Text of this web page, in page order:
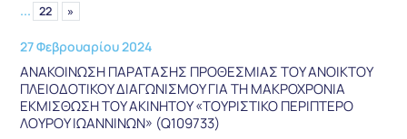
... 22 »
27 Φεβρουαρίου 2024
ΑΝΑΚΟΙΝΩΣΗ ΠΑΡΑΤΑΣΗΣ ΠΡΟΘΕΣΜΙΑΣ ΤΟΥ ΑΝΟΙΚΤΟΥ
ΠΛΕΙΟΔΟΤΙΚΟΥ ΔΙΑΓΩΝΙΣΜΟΥ ΓΙΑ ΤΗ ΜΑΚΡΟΧΡΟΝΙΑ
ΕΚΜΙΣΘΩΣΗ ΤΟΥ ΑΚΙΝΗΤΟΥ «ΤΟΥΡΙΣΤΙΚΟ ΠΕΡΙΠΤΕΡΟ
ΛΟΥΡΟΥ ΙΩΑΝΝΙΝΩΝ» (Q109733)